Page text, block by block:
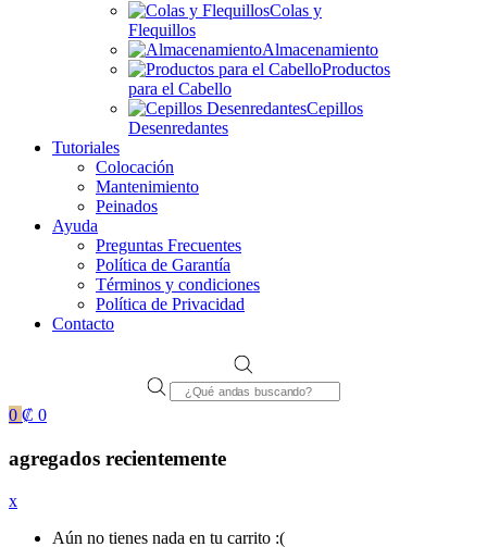
Colas y
Flequillos
Almacenamiento
Productos
para el Cabello
Cepillos
Desenredantes
Tutoriales
Colocación
Mantenimiento
Peinados
Ayuda
Preguntas Frecuentes
Política de Garantía
Términos y condiciones
Política de Privacidad
Contacto
Products
search
0 ₡ 0
agregados recientemente
x
Aún no tienes nada en tu carrito :(